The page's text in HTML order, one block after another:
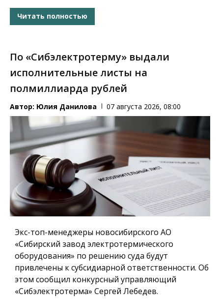
Читать полностью
По «Сибэлектротерму» выдали
исполнительные листы на
полмиллиарда рублей
Автор: Юлия Данилова 07 августа 2026, 08:00
Экс-топ-менеджеры новосибирского АО
«Сибирский завод электротермического
оборудования» по решению суда будут
привлечены к субсидиарной ответственности. Об
этом сообщил конкурсный управляющий
«Сибэлектротерма» Сергей Лебедев.